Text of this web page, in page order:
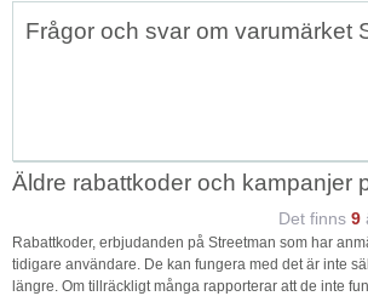
Frågor och svar om varumärket
Äldre rabattkoder och kampanjer
Det finns 9
Rabattkoder, erbjudanden på Streetman som har
tidigare användare. De kan fungera med det är inte
längre. Om tillräckligt många rapporterar att de inte